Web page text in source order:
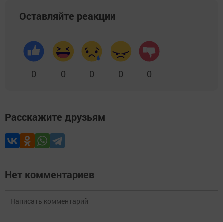
Оставляйте реакции
0 0 0 0 0
Расскажите друзьям
Нет комментариев